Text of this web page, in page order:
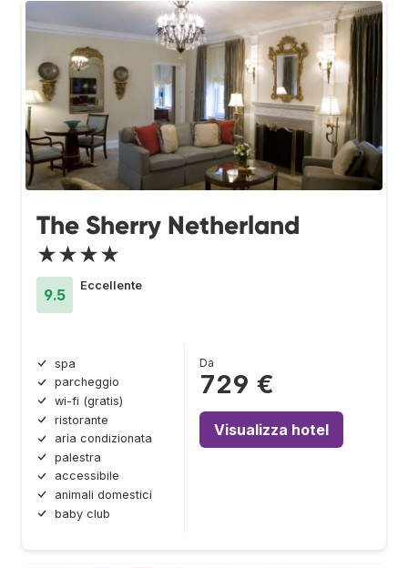
The Sherry Netherland
★★★★
9.5
Eccellente
spa
parcheggio
wi-fi (gratis)
ristorante
aria condizionata
palestra
accessibile
animali domestici
baby club
Da
729 €
Visualizza hotel